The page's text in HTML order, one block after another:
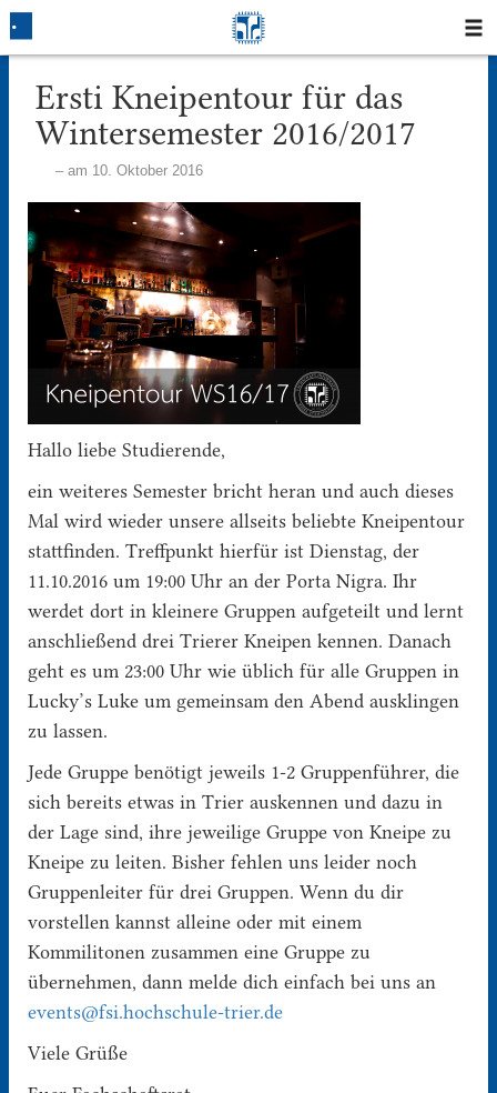
Startseite
Blog
Login
Klausuren
Studium
Protokolle
Ersti Kneipentour für das
Wintersemester 2016/2017
am 10. Oktober 2016
Hallo liebe Studierende,
ein weiteres Semester bricht heran und auch dieses
Mal wird wieder unsere allseits beliebte Kneipentour
stattfinden. Treffpunkt hierfür ist Dienstag, der
11.10.2016 um 19:00 Uhr an der Porta Nigra. Ihr
werdet dort in kleinere Gruppen aufgeteilt und lernt
anschließend drei Trierer Kneipen kennen. Danach
geht es um 23:00 Uhr wie üblich für alle Gruppen in
Lucky’s Luke um gemeinsam den Abend ausklingen
zu lassen.
Jede Gruppe benötigt jeweils 1-2 Gruppenführer, die
sich bereits etwas in Trier auskennen und dazu in
der Lage sind, ihre jeweilige Gruppe von Kneipe zu
Kneipe zu leiten. Bisher fehlen uns leider noch
Gruppenleiter für drei Gruppen. Wenn du dir
vorstellen kannst alleine oder mit einem
Kommilitonen zusammen eine Gruppe zu
übernehmen, dann melde dich einfach bei uns an
events@fsi.hochschule-trier.de
Viele Grüße